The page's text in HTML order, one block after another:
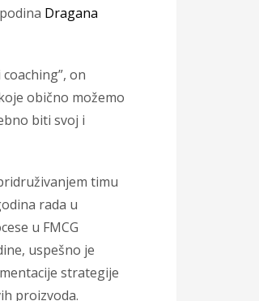
Dragana
on
obično možemo
biti svoj i
timu
rada u
u FMCG
uspešno je
strategije
proizvoda.